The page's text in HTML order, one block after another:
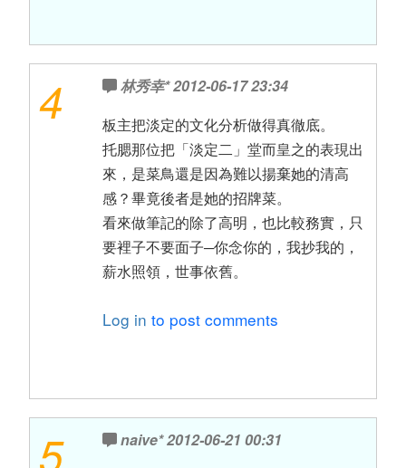
4 林秀幸*2012-06-17 23:34
板主把淡定的文化分析做得真徹底。
托腮那位把「淡定二」堂而皇之的表現出
來，是菜鳥還是因為難以揚棄她的清高
感？畢竟後者是她的招牌菜。
看來做筆記的除了高明，也比較務實，只
要裡子不要面子─你念你的，我抄我的，
薪水照領，世事依舊。
Log in to post comments
5 naive*2012-06-21 00:31